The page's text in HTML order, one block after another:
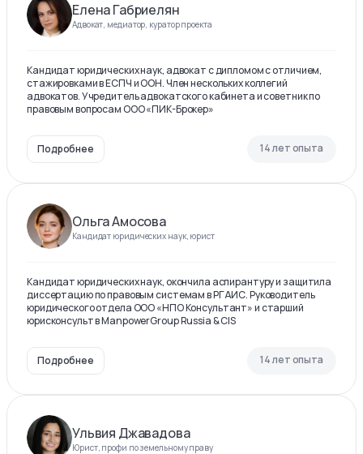
Елена Габриелян
Адвокат, медиатор, куратор проекта
Кандидат юридических наук, адвокат с дипломом с отличием,
стажировками в ЕСПЧ и ООН. Член нескольких коллегий
адвокатов. Учредитель адвокатского кабинета и советник по
правовым вопросам ООО «ПИК-Брокер»
Подробнее 14 лет опыта
Ольга Амосова
Кандидат юридических наук, юрист
Кандидат юридических наук, окончила аспирантуру и защитила
диссертацию по правовым системам в РГАИС. Руководитель
юридического отдела ООО «НПО Консультант» и старший
юрисконсульт в ManpowerGroup Russia & CIS
Подробнее 14 лет опыта
Ульвия Джавадова
Юрист, профи по земельному праву